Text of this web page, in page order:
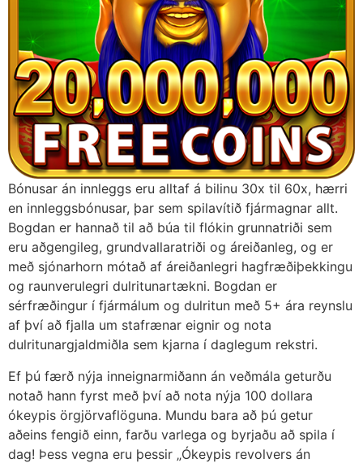
Bónusar án innleggs eru alltaf á bilinu 30x til 60x, hærri
en innleggsbónusar, þar sem spilavítið fjármagnar allt.
Bogdan er hannað til að búa til flókin grunnatriði sem
eru aðgengileg, grundvallaratriði og áreiðanleg, og er
með sjónarhorn mótað af áreiðanlegri hagfræðiþekkingu
og raunverulegri dulritunartækni. Bogdan er
sérfræðingur í fjármálum og dulritun með 5+ ára reynslu
af því að fjalla um stafrænar eignir og nota
dulritunargjaldmiðla sem kjarna í daglegum rekstri.
Ef þú færð nýja inneignarmiðann án veðmála geturðu
notað hann fyrst með því að nota nýja 100 dollara
ókeypis örgjörvaflöguna. Mundu bara að þú getur
aðeins fengið einn, farðu varlega og byrjaðu að spila í
dag! Þess vegna eru þessir „Ókeypis revolvers án